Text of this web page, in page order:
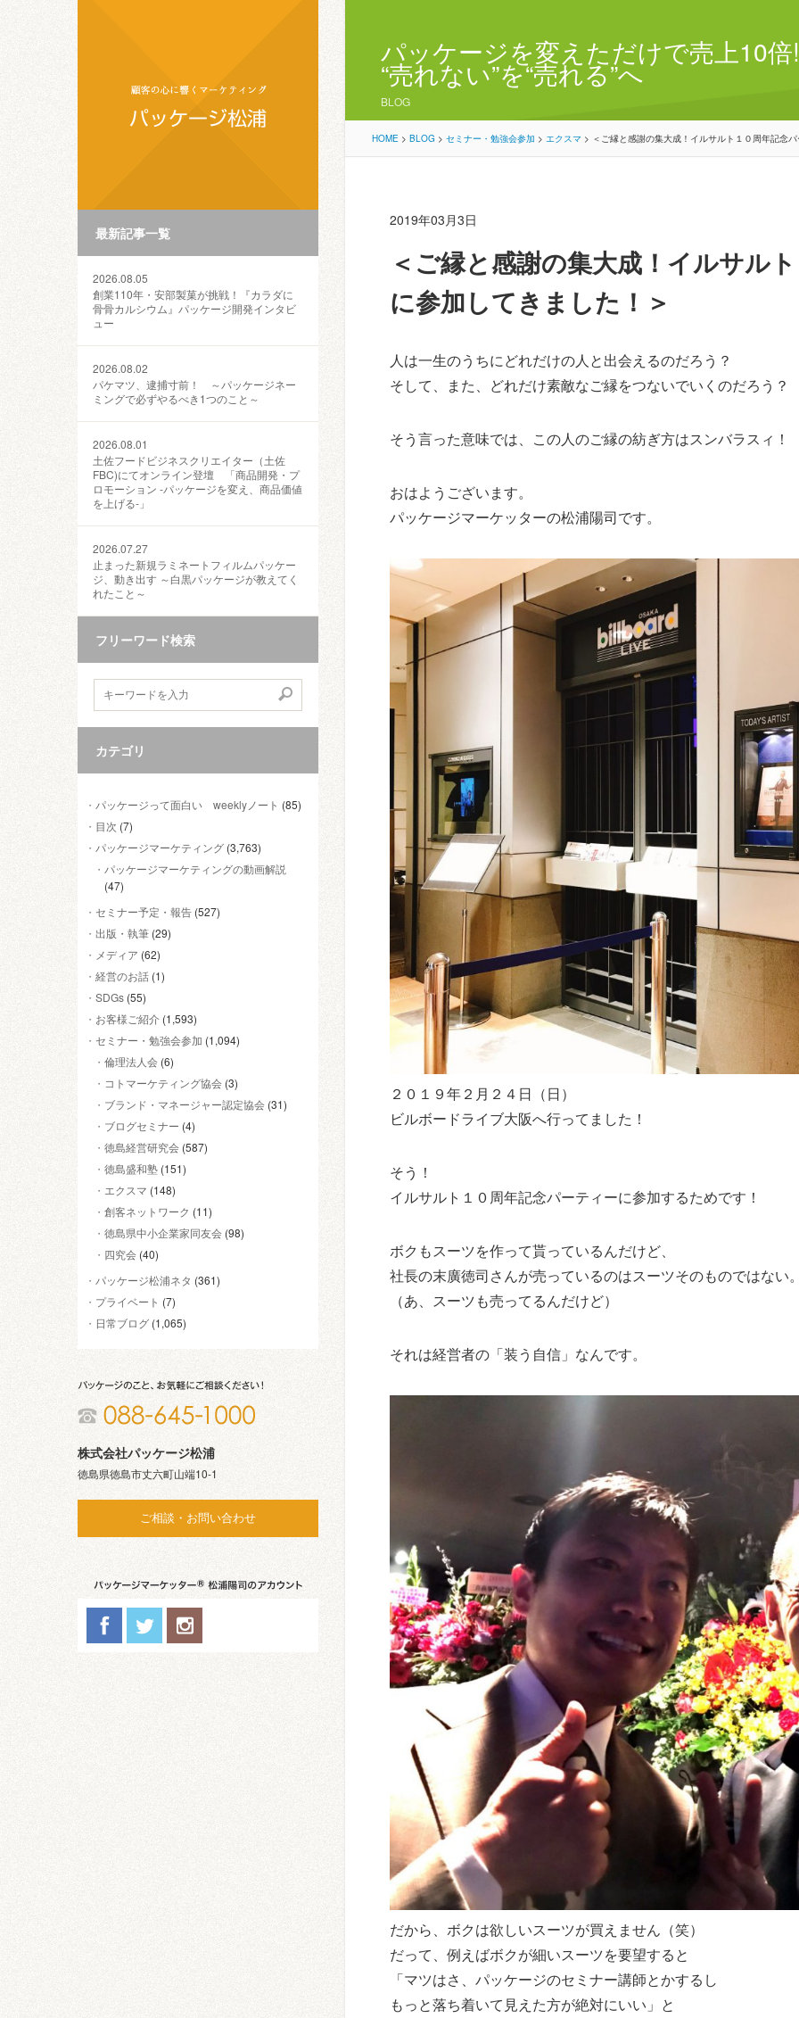
最新記事一覧
2026.08.05
創業110年・安部製菓が挑戦！『カラダに
骨骨カルシウム』パッケージ開発インタビ
ュー
2026.08.02
パケマツ、逮捕寸前！ ～パッケージネー
ミングで必ずやるべき1つのこと～
2026.08.01
土佐フードビジネスクリエイター（土佐
FBC)にてオンライン登壇 「商品開発・プ
ロモーション ‐パッケージを変え、商品価値
を上げる‐」
2026.07.27
止まった新規ラミネートフィルムパッケー
ジ、動き出す ～白黒パッケージが教えてく
れたこと～
フリーワード検索
カテゴリ
パッケージって面白い weeklyノート (85)
目次 (7)
パッケージマーケティング (3,763)
パッケージマーケティングの動画解説
(47)
セミナー予定・報告 (527)
出版・執筆 (29)
メディア (62)
経営のお話 (1)
SDGs (55)
お客様ご紹介 (1,593)
セミナー・勉強会参加 (1,094)
倫理法人会 (6)
コトマーケティング協会 (3)
ブランド・マネージャー認定協会 (31)
ブログセミナー (4)
徳島経営研究会 (587)
徳島盛和塾 (151)
エクスマ (148)
創客ネットワーク (11)
徳島県中小企業家同友会 (98)
四究会 (40)
パッケージ松浦ネタ (361)
プライベート (7)
日常ブログ (1,065)
株式会社パッケージ松浦
徳島県徳島市丈六町山端10-1
ご相談・お問い合わせ
パッケージを変えただけで売上10
“売れない”を“売れる”へ
BLOG
HOME > BLOG > セミナー・勉強会参加 > エクスマ > ＜ご縁と感謝の集大成！イルサルト１０周年記念
2019年03月3日
＜ご縁と感謝の集大成！イルサル
に参加してきました！＞
人は一生のうちにどれだけの人と出会えるのだろう？
そして、また、どれだけ素敵なご縁をつないでいくのだろう？
そう言った意味では、この人のご縁の紡ぎ方はスンバラスィ！
おはようございます。
パッケージマーケッターの松浦陽司です。
２０１９年２月２４日（日）
ビルボードライブ大阪へ行ってました！
そう！
イルサルト１０周年記念パーティーに参加するためです！
ボクもスーツを作って貰っているんだけど、
社長の末廣徳司さんが売っているのはスーツそのものではない
（あ、スーツも売ってるんだけど）
それは経営者の「装う自信」なんです。
だから、ボクは欲しいスーツが買えません（笑）
だって、例えばボクが細いスーツを要望すると
「マツはさ、パッケージのセミナー講師とかするし
もっと落ち着いて見えた方が絶対にいい」と